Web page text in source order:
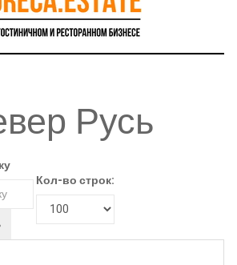
Русь
Кол-во строк: